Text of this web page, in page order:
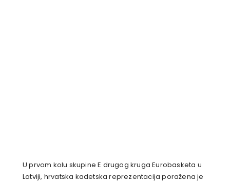
U prvom kolu skupine E drugog kruga Eurobasketa u
Latviji, hrvatska kadetska reprezentacija poražena je